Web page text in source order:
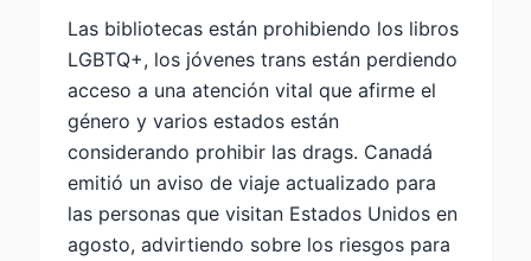
Las bibliotecas están prohibiendo los libros
LGBTQ+, los jóvenes trans están perdiendo
acceso a una atención vital que afirme el
género y varios estados están
considerando prohibir las drags. Canadá
emitió un aviso de viaje actualizado para
las personas que visitan Estados Unidos en
agosto, advirtiendo sobre los riesgos para